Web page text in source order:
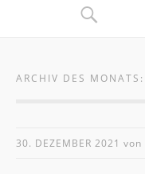
ARCHIV DES MONATS:
30. DEZEMBER 2021 von